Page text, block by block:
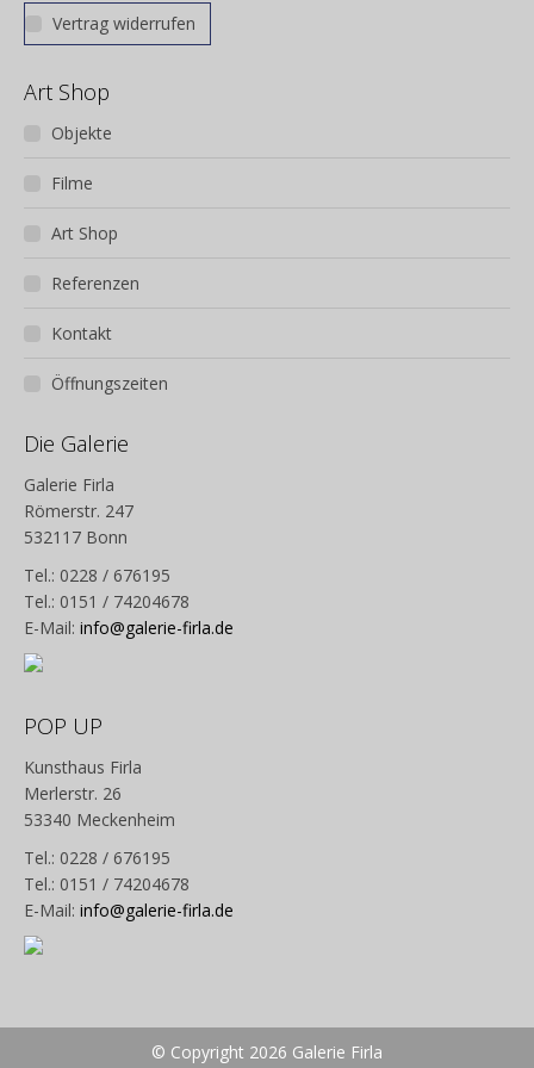
Vertrag widerrufen
Art Shop
Objekte
Filme
Art Shop
Referenzen
Kontakt
Öffnungszeiten
Die Galerie
Galerie Firla
Römerstr. 247
532117 Bonn
Tel.: 0228 / 676195
Tel.: 0151 / 74204678
E-Mail: info@galerie-firla.de
POP UP
Kunsthaus Firla
Merlerstr. 26
53340 Meckenheim
Tel.: 0228 / 676195
Tel.: 0151 / 74204678
E-Mail: info@galerie-firla.de
© Copyright 2026 Galerie Firla